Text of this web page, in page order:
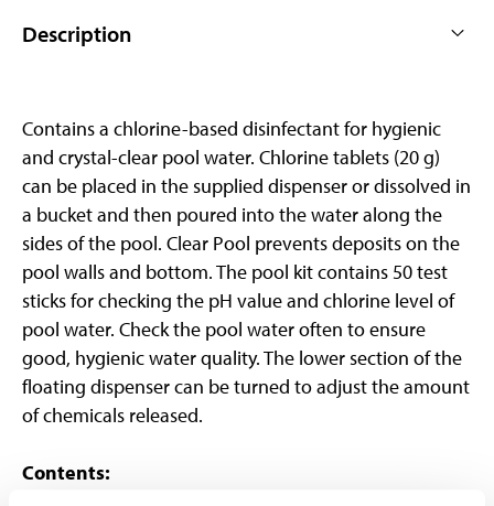
Description
Contains a chlorine-based disinfectant for hygienic
and crystal-clear pool water. Chlorine tablets (20 g)
can be placed in the supplied dispenser or dissolved in
a bucket and then poured into the water along the
sides of the pool. Clear Pool prevents deposits on the
pool walls and bottom. The pool kit contains 50 test
sticks for checking the pH value and chlorine level of
pool water. Check the pool water often to ensure
good, hygienic water quality. The lower section of the
floating dispenser can be turned to adjust the amount
of chemicals released.
Contents: